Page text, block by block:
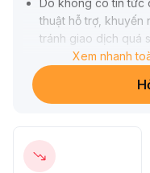
Do không có tin tức
thuật hỗ trợ, khuyến
tránh giao dịch quá
Nên tiếp tục theo
diện thay đổi xu
giao dịch tiếp theo.
Xem nhanh